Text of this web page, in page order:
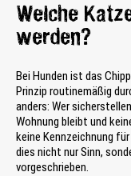
Welche
werden?
Bei Hunden ist das
Prinzip routinemäßig
anders: Wer
Wohnung bleibt und
keine Kennzeichnung
dies nicht nur Sinn,
vorgeschrieben.